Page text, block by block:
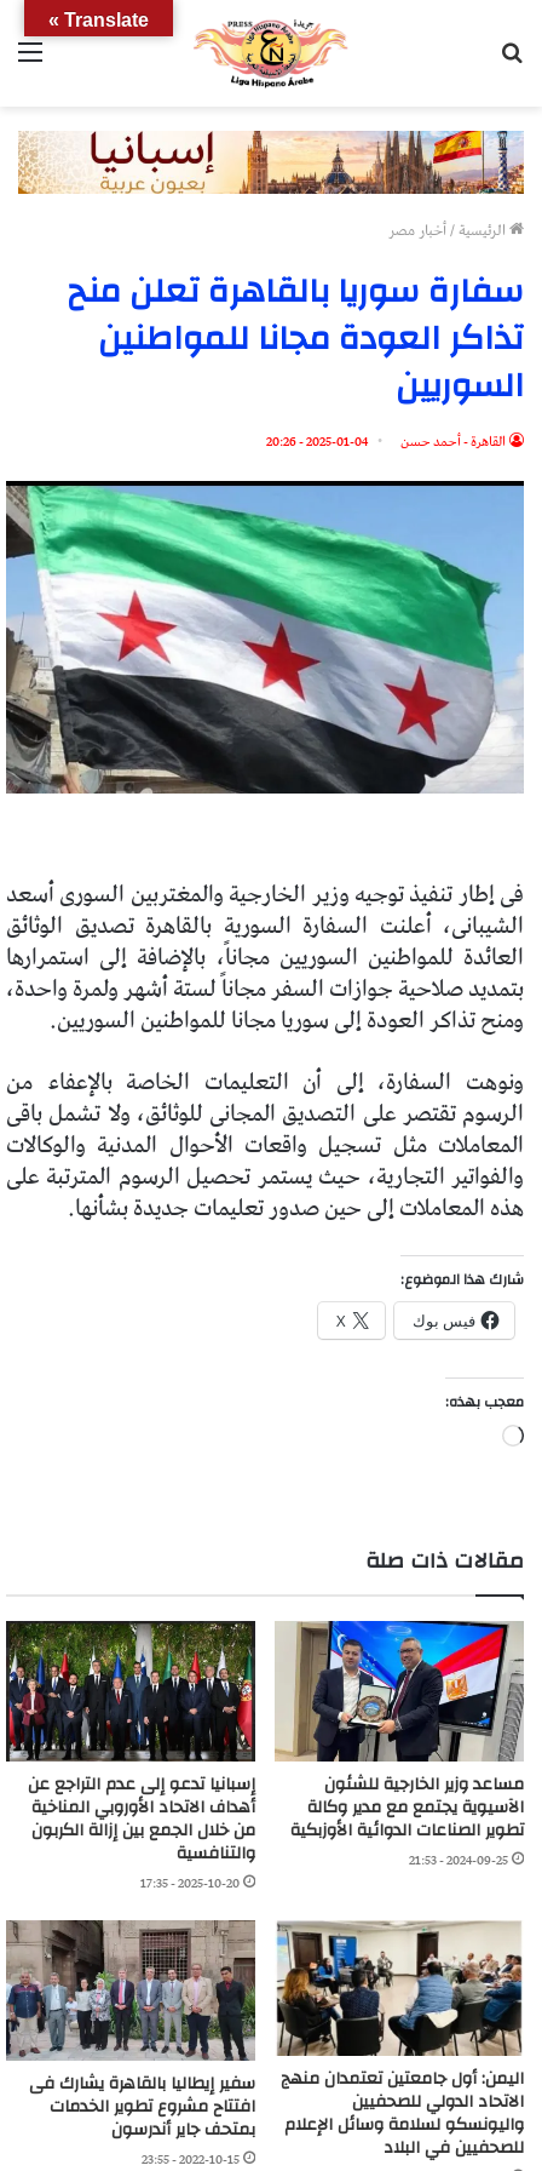
الرئيسية/أخبار مصر
سفارة سوريا بالقاهرة تعلن منح
تذاكر العودة مجانا للمواطنين
السوريين
القاهرة - أحمد حسن 2025-01-04 - 20:26
فى إطار تنفيذ توجيه وزير الخارجية والمغتربين السورى أسعد
الشيبانى، أعلنت السفارة السورية بالقاهرة تصديق الوثائق
العائدة للمواطنين السوريين مجاناً، بالإضافة إلى استمرارها
بتمديد صلاحية جوازات السفر مجاناً لستة أشهر ولمرة واحدة،
ومنح تذاكر العودة إلى سوريا مجانا للمواطنين السوريين.
ونوهت السفارة، إلى أن التعليمات الخاصة بالإعفاء من
الرسوم تقتصر على التصديق المجانى للوثائق، ولا تشمل باقى
المعاملات مثل تسجيل واقعات الأحوال المدنية والوكالات
والفواتير التجارية، حيث يستمر تحصيل الرسوم المترتبة على
هذه المعاملات إلى حين صدور تعليمات جديدة بشأنها.
شارك هذا الموضوع:
فيس بوك X
معجب بهذه:
جاري
مقالات ذات صلة
مساعد وزير الخارجية للشئون
الآسيوية يجتمع مع مدير وكالة
تطوير الصناعات الدوائية الأوزبكية
2024-09-25 - 21:53
إسبانيا تدعو إلى عدم التراجع عن
أهداف الاتحاد الأوروبي المناخية
من خلال الجمع بين إزالة الكربون
والتنافسية
2025-10-20 - 17:35
اليمن: أول جامعتين تعتمدان منهج
الاتحاد الدولي للصحفيين
واليونسكو لسلامة وسائل الإعلام
للصحفيين في البلاد
سفير إيطاليا بالقاهرة يشارك فى
افتتاح مشروع تطوير الخدمات
بمتحف جاير أندرسون
2022-10-15 - 23:55
Translate »